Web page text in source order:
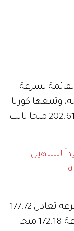
بسرعة
الثانية، وتتبعها كوريا
الجنوبية في المركز الثاني بسرعة تبلغ 202.61 ميجا بايت
لتسهيل
بينما تأتي النرويج في المركز الثالث بسرعة تعادل 177.72
ميجا بايت في الثانية، وتليها قطر بسرعة 172.18 ميجا